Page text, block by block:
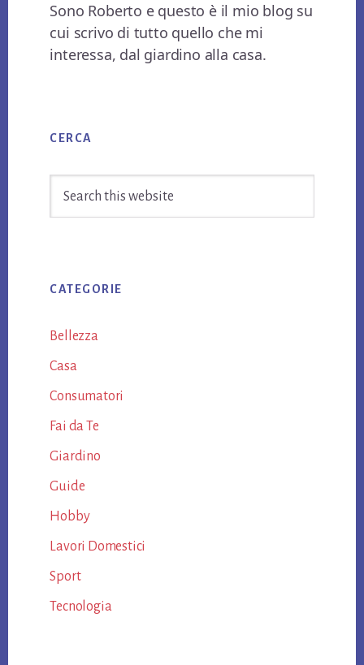
Sono Roberto e questo è il mio blog su
cui scrivo di tutto quello che mi
interessa, dal giardino alla casa.
Sidebar
CERCA
CATEGORIE
Bellezza
Casa
Consumatori
Fai da Te
Giardino
Guide
Hobby
Lavori Domestici
Sport
Tecnologia